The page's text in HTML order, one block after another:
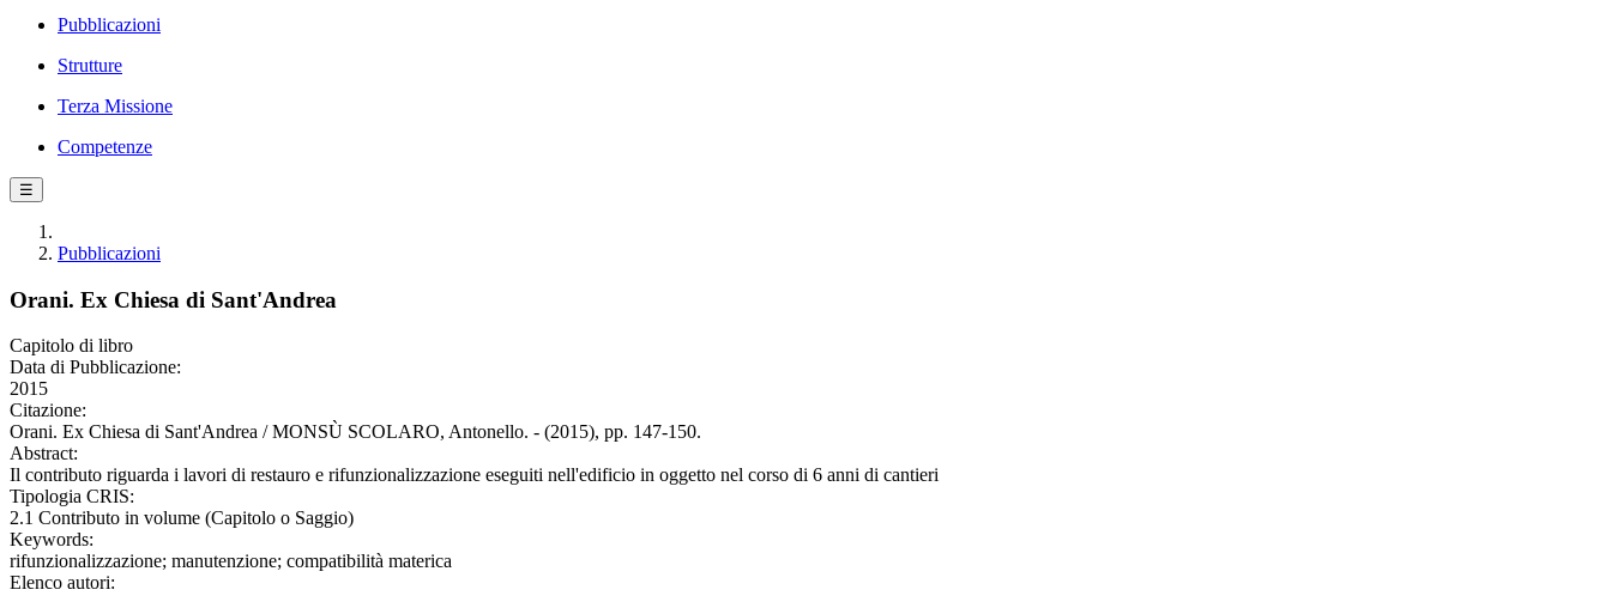
Pubblicazioni
Strutture
Terza Missione
Competenze
☰
Pubblicazioni
Orani. Ex Chiesa di Sant'Andrea
Capitolo di libro
Data di Pubblicazione:
2015
Citazione:
Orani. Ex Chiesa di Sant'Andrea / MONSÙ SCOLARO, Antonello. - (2015), pp. 147-150.
Abstract:
Il contributo riguarda i lavori di restauro e rifunzionalizzazione eseguiti nell'edificio in oggetto nel corso di 6 anni di cantieri
Tipologia CRIS:
2.1 Contributo in volume (Capitolo o Saggio)
Keywords:
rifunzionalizzazione; manutenzione; compatibilità materica
Elenco autori: